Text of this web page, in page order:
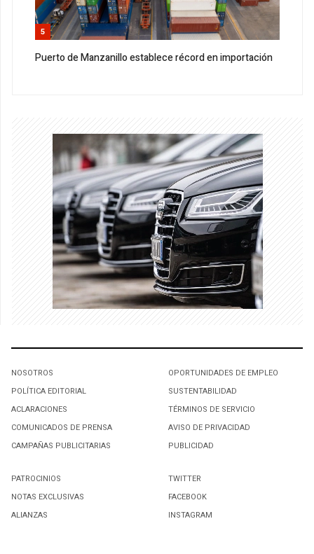
5
Puerto de Manzanillo establece récord en importación
NOSOTROS
POLÍTICA EDITORIAL
ACLARACIONES
COMUNICADOS DE PRENSA
CAMPAÑAS PUBLICITARIAS
OPORTUNIDADES DE EMPLEO
SUSTENTABILIDAD
TÉRMINOS DE SERVICIO
AVISO DE PRIVACIDAD
PUBLICIDAD
PATROCINIOS
NOTAS EXCLUSIVAS
ALIANZAS
TWITTER
FACEBOOK
INSTAGRAM